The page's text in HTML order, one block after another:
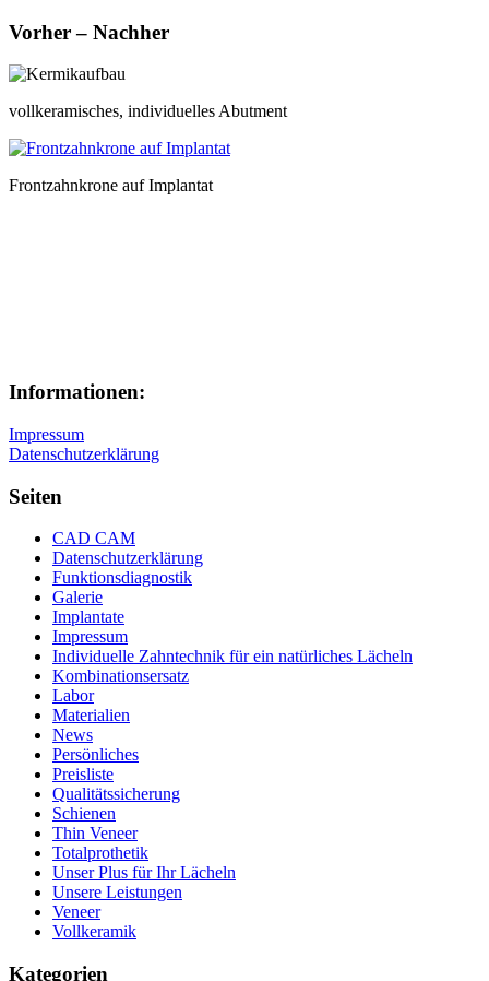
Vorher – Nachher
vollkeramisches, individuelles Abutment
Frontzahnkrone auf Implantat
Informationen:
Impressum
Datenschutzerklärung
Seiten
CAD CAM
Datenschutzerklärung
Funktionsdiagnostik
Galerie
Implantate
Impressum
Individuelle Zahntechnik für ein natürliches Lächeln
Kombinationsersatz
Labor
Materialien
News
Persönliches
Preisliste
Qualitätssicherung
Schienen
Thin Veneer
Totalprothetik
Unser Plus für Ihr Lächeln
Unsere Leistungen
Veneer
Vollkeramik
Kategorien